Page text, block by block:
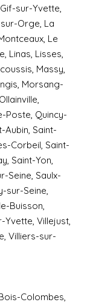
sur-Yvette,
Orge, La
Le
Linas, Lisses,
Massy,
Morsang-
Poste, Quincy-
Aubin, Saint-
Corbeil, Saint-
Saint-Yon,
Seine, Saulx-
sur-Seine,
Buisson,
Yvette, Villejust,
Villiers-sur-
Colombes,